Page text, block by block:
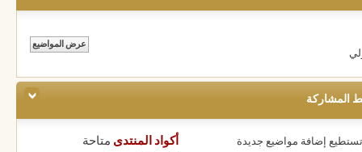
المشاركة
تستطيع إضافة مواضيع جديدة أكواد المنتدى متاحة